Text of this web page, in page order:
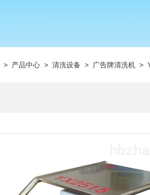
> 产品中心 > 清洗设备 > 广告牌清洗机 >